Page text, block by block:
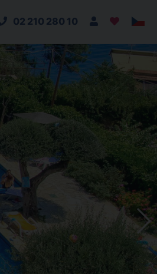
02 210 280 10